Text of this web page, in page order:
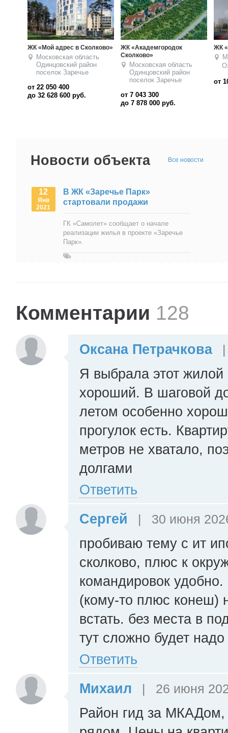
ЖК «Страна.Озерная»
Москва ЗАО
Озерная
Жилой комплекс
«Мещерский лес»
Москва ЗАО
Терешково
до 18 188 100
ЖК
Новости объекта Все новости
12
Янв
2021
В ЖК «Заречье Парк»
стартовали продажи
ГК «Самолет» сообщает о начале
реализации жилья в проекте «Заречье
Парк».
Комментарии 128
Оксана Петрачкова |
Я выбрала этот жилой
хороший. В шаговой
летом особенно
прогулок есть.
метров не хватало,
долгами
Ответить
Сергей
| 30 июня
пробиваю тему с ит
сколково, плюс к
командировок
(кому-то плюс конеш)
встать. без места в
тут сложно будет
Ответить
Михаил
| 26 июня
Район гид за МКАДом,